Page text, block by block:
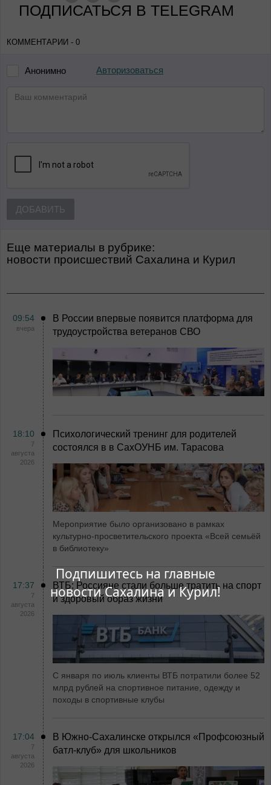
Подпишитесь на главные
новости Сахалина и Курил!
ПОДПИСАТЬСЯ В TELEGRAM
КОММЕНТАРИИ - 0
Анонимно Авторизоваться
ДОБАВИТЬ
Еще материалы в рубрике:
Новости происшествий Сахалина и Курил
09:54
вчера
В России впервые появится платформа для
трудоустройства ветеранов СВО
18:10
7
августа
2026
Психологический тренинг для родителей
состоялся в в СахОУНБ им. Тарасова
Мероприятие было организовано в рамках
культурно-просветительского проекта «Всей семьёй
в библиотеку»
17:37
7
августа
2026
ВТБ: Россияне стали больше тратить на спорт
и здоровый образ жизни
С января по июль клиенты ВТБ потратили более 52
млрд рублей на спортивное питание, одежду и
походы в спортивные клубы
17:04
7
августа
2026
В Южно-Сахалинске открылся «Профсоюзный
батл-клуб» для школьников